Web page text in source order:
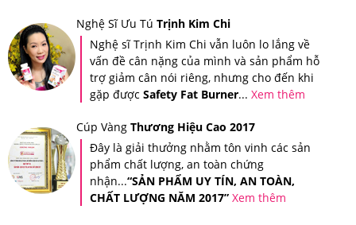
Dùng SK-II Skin Power Re-New Cream như hướng dẫn
để đạt hiệu quả tốt
5.Kem Chống Lão Hóa Cao Cấp SK-II Skin Power
Nghệ Sĩ Ưu Tú Trịnh Kim Chi
Nghệ sĩ Trịnh Kim Chi vẫn luôn lo lắng về
vấn đề cân nặng của mình và sản phẩm hỗ
trợ giảm cân nói riêng, nhưng cho đến khi
gặp được Safety Fat Burner... Xem thêm
Cúp Vàng Thương Hiệu Cao 2017
Đây là giải thưởng nhằm tôn vinh các sản
phẩm chất lượng, an toàn chứng
nhận...“SẢN PHẨM UY TÍN, AN TOÀN,
CHẤT LƯỢNG NĂM 2017” Xem thêm